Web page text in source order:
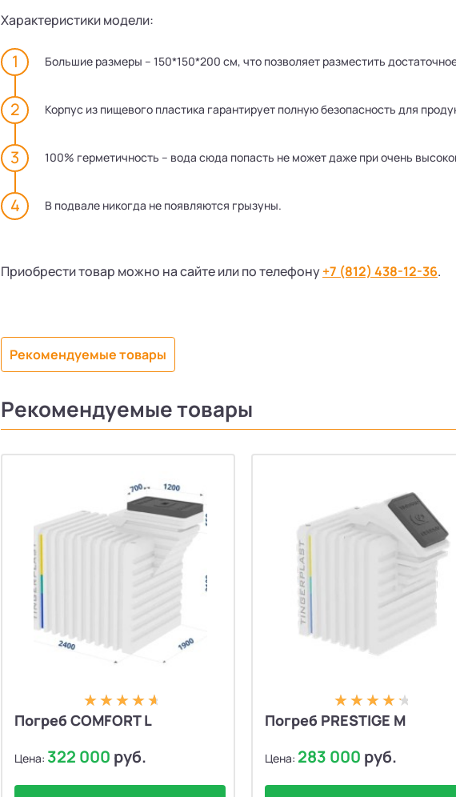
Характеристики модели:
Большие размеры – 150*150*200 см, что позволяет разместить
Корпус из пищевого пластика гарантирует полную безопасность для
100% герметичность – вода сюда попасть не может даже при очень
В подвале никогда не появляются грызуны.
Приобрести товар можно на сайте или по телефону+7 (812) 438-12-36.
Рекомендуемые товары
Рекомендуемые товары
Погреб COMFORT L
Цена: 322 000 руб.
Погреб PRESTIGE M
Цена: 283 000 руб.